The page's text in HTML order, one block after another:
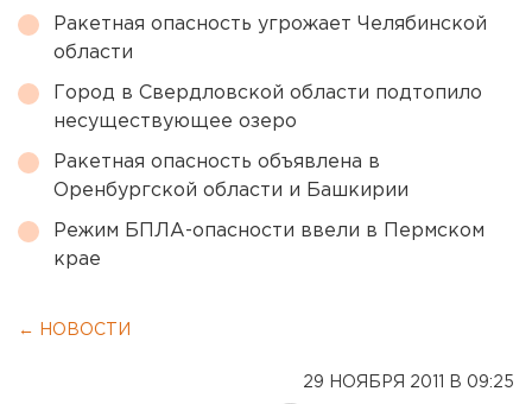
Ракетная опасность угрожает Челябинской
области
Город в Свердловской области подтопило
несуществующее озеро
Ракетная опасность объявлена в
Оренбургской области и Башкирии
Режим БПЛА-опасности ввели в Пермском
крае
← НОВОСТИ
29 НОЯБРЯ 2011 В 09:25